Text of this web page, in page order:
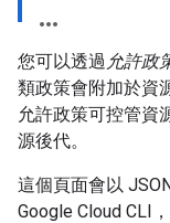
您可以透過 允許政
類政策會附加於資
允許政策可控管資
源後代。
這個頁面會以
Google Cloud CLI